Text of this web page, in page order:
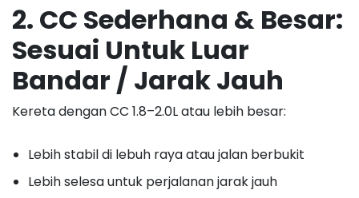
2. CC Sederhana & Besar:
Sesuai Untuk Luar
Bandar / Jarak Jauh
Kereta dengan CC 1.8–2.0L atau lebih besar:
Lebih stabil di lebuh raya atau jalan berbukit
Lebih selesa untuk perjalanan jarak jauh